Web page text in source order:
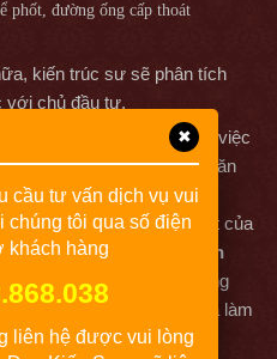
phốt, đường ống cấp thoát
kiến trúc sư sẽ phân tích
với chủ đầu tư.
án thiết kế bản vẽ, Phần việc
cứu và lên ý tưởng tại văn
được ban lãnh đạo duyệt
là quy trình nghiêm ngặt của
sản phẩm
thiết kế kiến
việc liên quan đến tính sáng
nghiệm, có năng lực & đã làm
tự để xử lý.
✖
cầu tư vấn dịch vụ vui
chúng tôi qua số điện
khách hàng
liên hệ được vui lòng